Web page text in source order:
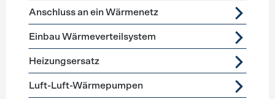
Förderprogramme Heizung
Anschluss an ein Wärmenetz
Einbau Wärmeverteilsystem
Heizungsersatz
Luft-Luft-Wärmepumpen